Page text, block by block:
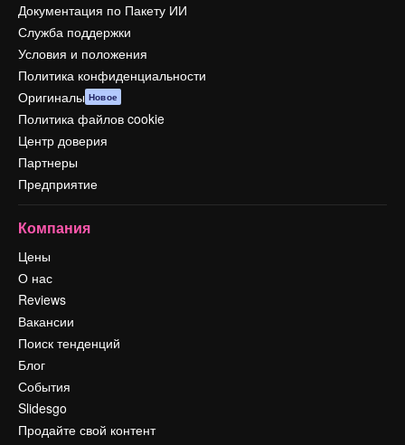
Документация по Пакету ИИ
Служба поддержки
Условия и положения
Политика конфиденциальности
Оригиналы Новое
Политика файлов cookie
Центр доверия
Партнеры
Предприятие
Компания
Цены
О нас
Reviews
Вакансии
Поиск тенденций
Блог
События
Slidesgo
Продайте свой контент